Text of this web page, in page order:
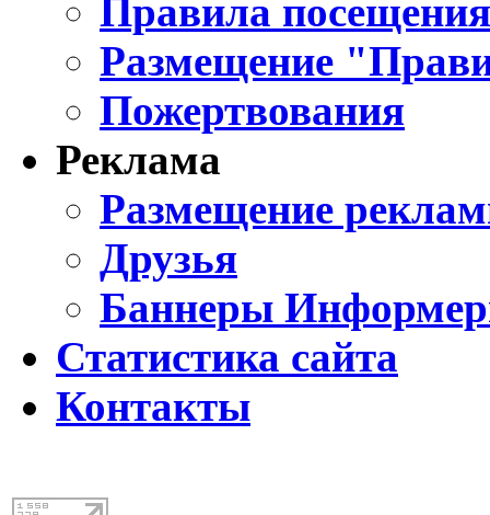
Правила
Размещение
Пожертвования
Реклама
Размещение
Друзья
Баннеры
Статистика сайта
Контакты